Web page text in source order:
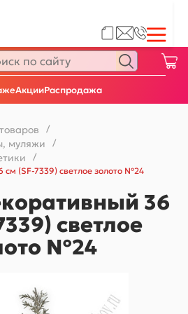
АкцииРаспродажа
/
муляжи /
/
см (SF-7339) светлое золото №24
36
светлое
№24